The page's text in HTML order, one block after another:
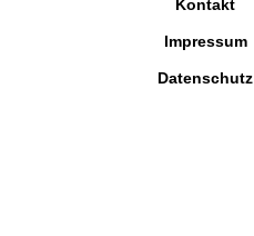
Kontakt
Impressum
Datenschutz